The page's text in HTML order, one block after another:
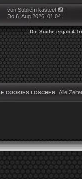
von Subliem kasteel
Do 6. Aug 2026, 01:04
Die Suche ergab 4
Alle
COOKIES LÖSCHEN